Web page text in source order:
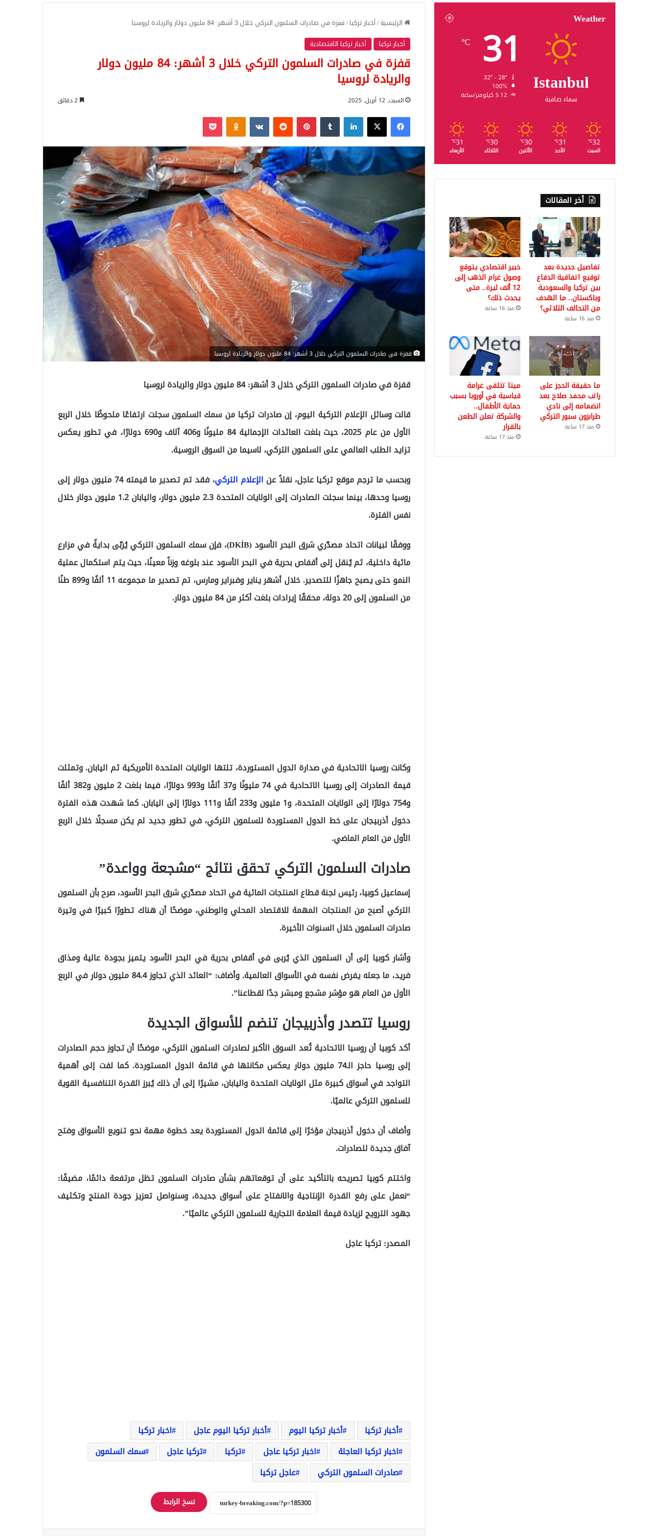
الرئيسية/أخبار تركيا/قفزة في صادرات السلمون التركي خلال 3 أشهر: 84 مليون دولار والريادة لروسيا
أخبار تركيا
أخبار تركيا الاقتصادية
قفزة في صادرات السلمون التركي خلال 3 أشهر: 84 مليون دولار
والريادة لروسيا
السبت, 12 أبريل, 2025
فيسبوك‫X لينكدإن بينتيريست Odnoklassniki
‫Pocket
قفزة في صادرات السلمون التركي خلال 3 أشهر: 84 مليون دولار والريادة لروسيا
قفزة في صادرات السلمون التركي خلال 3 أشهر: 84 مليون دولار والريادة لروسيا
قالت وسائل الإعلام التركية اليوم، إن صادرات تركيا من سمك السلمون سجلت ارتفاعًا ملحوظًا خلال الربع
الأول من عام 2025، حيث بلغت العائدات الإجمالية 84 مليونًا و406 آلاف و690 دولارًا، في تطور يعكس
تزايد الطلب العالمي على السلمون التركي، لاسيما من السوق الروسية.
وبحسب ما ترجم موقع تركيا عاجل، نقلاً عن الإعلام التركي
، فقد تم تصدير ما قيمته 74 مليون دولار إلى
روسيا وحدها، بينما سجلت الصادرات إلى الولايات المتحدة 2.3 مليون دولار، واليابان 1.2 مليون دولار خلال
نفس الفترة.
ووفقًا لبيانات اتحاد مصدّري شرق البحر الأسود (DKİB)، فإن سمك السلمون التركي يُربّى بدايةً في مزارع
مائية داخلية، ثم يُنقل إلى أقفاص بحرية في البحر الأسود عند بلوغه وزناً معينًا، حيث يتم استكمال عملية
النمو حتى يصبح جاهزًا للتصدير. خلال أشهر يناير وفبراير ومارس، تم تصدير ما مجموعه 11 ألفًا و899 طنًا
من السلمون إلى 20 دولة، محققًا إيرادات بلغت أكثر من 84 مليون دولار.
وكانت روسيا الاتحادية في صدارة الدول المستوردة، تلتها الولايات المتحدة الأمريكية ثم اليابان. وتمثلت
قيمة الصادرات إلى روسيا الاتحادية في 74 مليونًا و37 ألفًا و993 دولارًا، فيما بلغت 2 مليون و382 ألفًا
و754 دولارًا إلى الولايات المتحدة، و1 مليون و233 ألفًا و111 دولارًا إلى اليابان. كما شهدت هذه الفترة
دخول أذربيجان على خط الدول المستوردة للسلمون التركي، في تطور جديد لم يكن مسجلًا خلال الربع
الأول من العام الماضي.
صادرات السلمون التركي تحقق نتائج “مشجعة وواعدة”
إسماعيل كوبيا، رئيس لجنة قطاع المنتجات المائية في اتحاد مصدّري شرق البحر الأسود، صرح بأن السلمون
التركي أصبح من المنتجات المهمة للاقتصاد المحلي والوطني، موضحًا أن هناك تطورًا كبيرًا في وتيرة
صادرات السلمون خلال السنوات الأخيرة.
وأشار كوبيا إلى أن السلمون الذي يُربى في أقفاص بحرية في البحر الأسود يتميز بجودة عالية ومذاق
فريد، ما جعله يفرض نفسه في الأسواق العالمية. وأضاف: “العائد الذي تجاوز 84.4 مليون دولار في الربع
الأول من العام هو مؤشر مشجع ومبشر جدًا لقطاعنا”.
روسيا تتصدر وأذربيجان تنضم للأسواق الجديدة
أكد كوبيا أن روسيا الاتحادية تُعد السوق الأكبر لصادرات السلمون التركي، موضحًا أن تجاوز حجم الصادرات
إلى روسيا حاجز الـ74 مليون دولار يعكس مكانتها في قائمة الدول المستوردة. كما لفت إلى أهمية
التواجد في أسواق كبيرة مثل الولايات المتحدة واليابان، مشيرًا إلى أن ذلك يُبرز القدرة التنافسية القوية
للسلمون التركي عالميًا.
وأضاف أن دخول أذربيجان مؤخرًا إلى قائمة الدول المستوردة يعد خطوة مهمة نحو تنويع الأسواق وفتح
آفاق جديدة للصادرات.
واختتم كوبيا تصريحه بالتأكيد على أن توقعاتهم بشأن صادرات السلمون تظل مرتفعة دائمًا، مضيفًا:
“نعمل على رفع القدرة الإنتاجية والانفتاح على أسواق جديدة، وسنواصل تعزيز جودة المنتج وتكثيف
جهود الترويج لزيادة قيمة العلامة التجارية للسلمون التركي عالميًا”.
المصدر: تركيا عاجل
أخبار تركيا أخبار تركيا اليوم أخبار تركيا اليوم عاجل
اخبار تركيا
اخبار تركيا العاجلة
اخبار تركيا عاجل تركيا تركيا عاجل
سمك السلمون
صادرات السلمون التركي
عاجل تركيا
نسخ الرابط
Weather
Istanbul
سماء صافية
31
℃
100%
5.12 كيلومتر/ساعة
32
℃
السبت
31
℃
الأحد
30
℃
الأثنين
30
℃
الثلاثاء
31
℃
الأربعاء
أخر المقالات
تفاصيل جديدة بعد
توقيع اتفاقية الدفاع
بين تركيا والسعودية
وباكستان.. ما الهدف
من التحالف الثلاثي؟
منذ 16 ساعة
خبير اقتصادي يتوقع
وصول غرام الذهب إلى
12 ألف ليرة.. متى
يحدث ذلك؟
منذ 16 ساعة
ما حقيقة الحجز على
راتب محمد صلاح بعد
انضمامه إلى نادي
طرابزون سبور التركي
منذ 17 ساعة
ميتا تتلقى غرامة
قياسية في أوروبا بسبب
حماية الأطفال..
والشركة تعلن الطعن
بالقرار
منذ 17 ساعة